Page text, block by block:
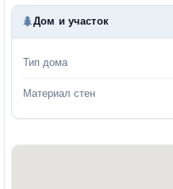
Дом и участок
Тип дома
Материал стен